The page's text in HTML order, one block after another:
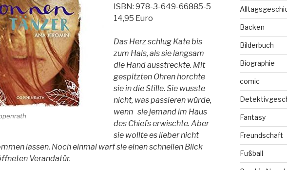
ISBN: 978-3-649-66885-5
14,95 Euro
Das Herz schlug Kate bis
zum Hals, als sie langsam
die Hand ausstreckte. Mit
gespitzten Ohren horchte
sie in die Stille. Sie wusste
nicht, was passieren würde,
wenn sie jemand im Haus
des Chiefs erwischte. Aber
sie wollte es lieber nicht
lassen. Noch einmal warf sie einen schnellen Blick
Verandatür.
Backen
Bilderbuch
Biographie
comic
Fantasy
Freundschaft
Fußball